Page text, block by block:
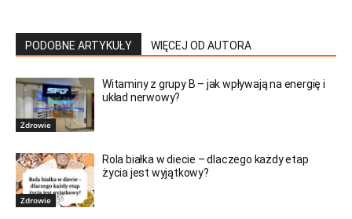
PODOBNE ARTYKUŁY WIĘCEJ OD AUTORA
Zdrowie
Witaminy z grupy B – jak wpływają na energię i
układ nerwowy?
Zdrowie
Rola białka w diecie – dlaczego każdy etap
życia jest wyjątkowy?